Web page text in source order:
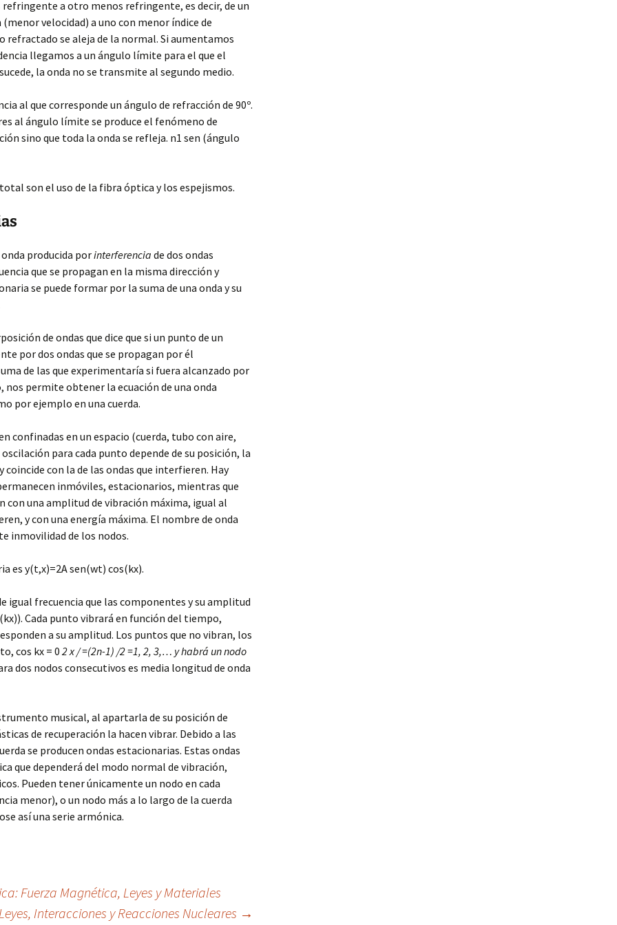
refringente a otro menos refringente, es decir, de un
velocidad) a uno con menor índice de
refractado se aleja de la normal. Si aumentamos
llegamos a un ángulo límite para el que el
la onda no se transmite al segundo medio.
al que corresponde un ángulo de refracción de 90º.
al ángulo límite se produce el fenómeno de
sino que toda la onda se refleja. n1 sen (ángulo
son el uso de la fibra óptica y los espejismos.
producida porinterferencia de dos ondas
que se propagan en la misma dirección y
se puede formar por la suma de una onda y su
de ondas que dice que si un punto de un
por dos ondas que se propagan por él
de las que experimentaría si fuera alcanzado por
nos permite obtener la ecuación de una onda
por ejemplo en una cuerda.
confinadas en un espacio (cuerda, tubo con aire,
para cada punto depende de su posición, la
con la de las ondas que interfieren. Hay
inmóviles, estacionarios, mientras que
con una amplitud de vibración máxima, igual al
y con una energía máxima. El nombre de onda
inmovilidad de los nodos.
es y(t,x)=2A sen(wt) cos(kx).
igual frecuencia que las componentes y su amplitud
Cada punto vibrará en función del tiempo,
a su amplitud. Los puntos que no vibran, los
cos kx = 0 2x / =(2n-1) /2 =1, 2, 3,… y habrá un nodo
dos nodos consecutivos es media longitud de onda
musical, al apartarla de su posición de
de recuperación la hacen vibrar. Debido a las
se producen ondas estacionarias. Estas ondas
que dependerá del modo normal de vibración,
Pueden tener únicamente un nodo en cada
menor), o un nodo más a lo largo de la cuerda
así una serie armónica.
Fuerza Magnética, Leyes y Materiales
Interacciones y Reacciones Nucleares →